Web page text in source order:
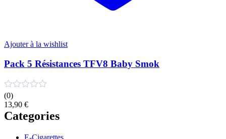
Ajouter à la wishlist
Pack 5 Résistances TFV8 Baby Smok
(0)
13,90 €
Categories
E-Cigarettes